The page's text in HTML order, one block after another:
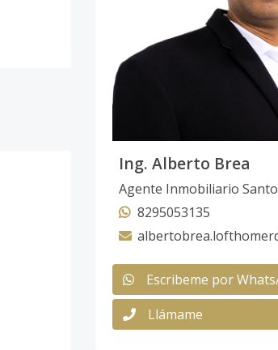
Ing. Alberto Brea
Agente Inmobiliario
8295053135
Escribeme por
Llámame